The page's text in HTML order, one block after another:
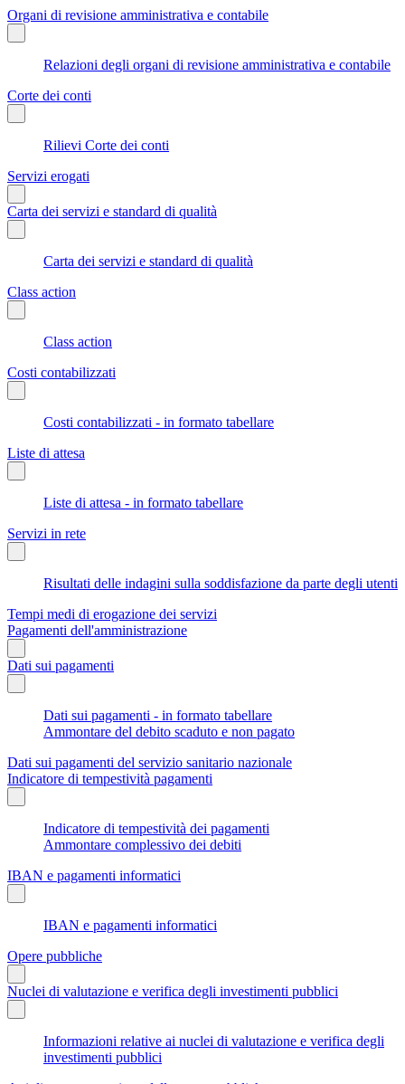
Organi di revisione amministrativa e contabile
Relazioni degli organi di revisione amministrativa e contabile
Corte dei conti
Rilievi Corte dei conti
Servizi erogati
Carta dei servizi e standard di qualità
Carta dei servizi e standard di qualità
Class action
Class action
Costi contabilizzati
Costi contabilizzati - in formato tabellare
Liste di attesa
Liste di attesa - in formato tabellare
Servizi in rete
Risultati delle indagini sulla soddisfazione da parte degli utenti
Tempi medi di erogazione dei servizi
Pagamenti dell'amministrazione
Dati sui pagamenti
Dati sui pagamenti - in formato tabellare
Ammontare del debito scaduto e non pagato
Dati sui pagamenti del servizio sanitario nazionale
Indicatore di tempestività pagamenti
Indicatore di tempestività dei pagamenti
Ammontare complessivo dei debiti
IBAN e pagamenti informatici
IBAN e pagamenti informatici
Opere pubbliche
Nuclei di valutazione e verifica degli investimenti pubblici
Informazioni relative ai nuclei di valutazione e verifica degli
investimenti pubblici